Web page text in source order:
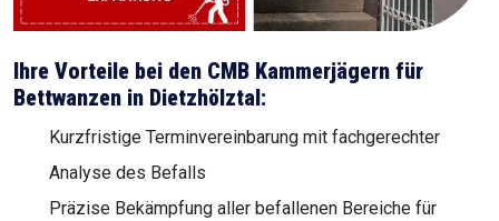
Ihre Vorteile bei den CMB Kammerjägern für
Bettwanzen in Dietzhölztal:
Kurzfristige Terminvereinbarung mit fachgerechter
Analyse des Befalls
Präzise Bekämpfung aller befallenen Bereiche für